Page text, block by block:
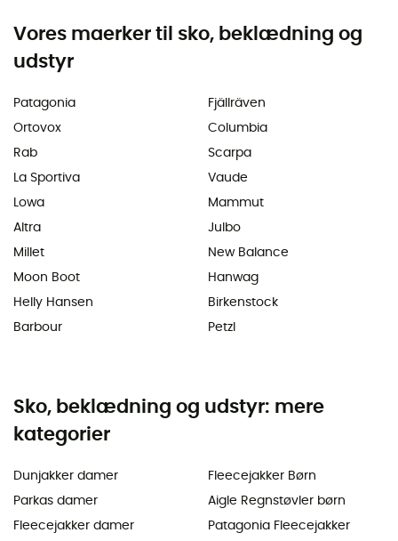
Vores maerker til sko, beklædning og
udstyr
Patagonia
Ortovox
Rab
La Sportiva
Lowa
Altra
Millet
Moon Boot
Helly Hansen
Barbour
Fjällräven
Columbia
Scarpa
Vaude
Mammut
Julbo
New Balance
Hanwag
Birkenstock
Petzl
Sko, beklædning og udstyr: mere
kategorier
Dunjakker damer
Parkas damer
Fleecejakker damer
Fleecejakker Børn
Aigle Regnstøvler børn
Patagonia Fleecejakker